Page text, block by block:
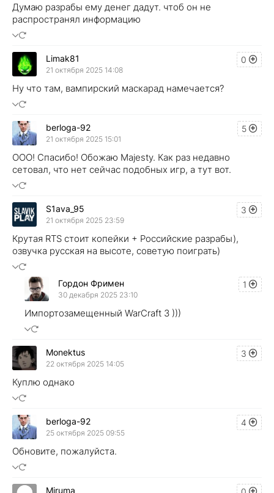
Думаю разрабы ему денег дадут. чтоб он не
распространял информацию
0
Limak81
21 октября 2025 14:08
Ну что там, вампирский маскарад намечается?
5
berloga-92
21 октября 2025 15:01
ООО! Спасибо! Обожаю Majesty. Как раз недавно
сетовал, что нет сейчас подобных игр, а тут вот.
3
S1ava_95
21 октября 2025 23:59
Крутая RTS стоит копейки + Российские разрабы),
озвучка русская на высоте, советую поиграть)
1
Гордон Фримен
30 декабря 2025 23:10
Импортозамещенный WarCraft 3 )))
3
Monektus
22 октября 2025 14:05
Куплю однако
4
berloga-92
25 октября 2025 09:55
Обновите, пожалуйста.
Miruma